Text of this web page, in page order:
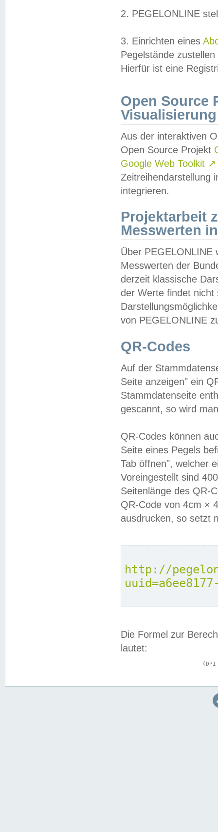
2. PEGELONLINE
3. Einrichten eines
Pegelstände
Hierfür ist eine
Open Source
Visualisierung
Aus der interaktiven
Open Source Projekt
Google Web Toolkit ↗
Zeitreihendarstellung
integrieren.
Projektarbeit
Messwerten
Über PEGELONLINE
Messwerten der
derzeit klassische
der Werte findet
von PEGELONLINE
QR-Codes
Auf der
Seite anzeigen" ein
Stammdatenseite
gescannt, so wird
QR-Codes können
Seite eines Pegels
Tab öffnen", welcher
Voreingestellt sind
Seitenlänge des QR-
QR-Code von 4cm ×
ausdrucken, so setzt
http://
Die Formel zur
lautet: